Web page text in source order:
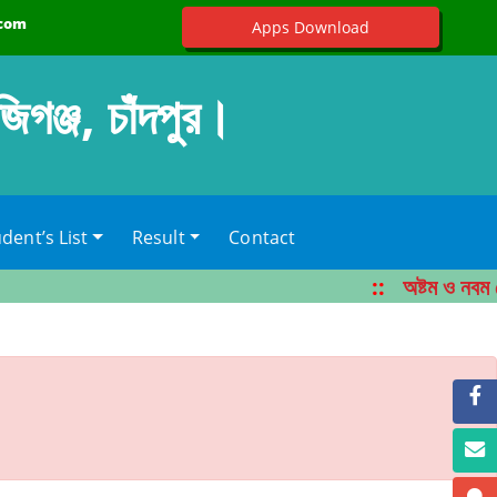
Apps Download
চাঁদপুর।
List Result Contact
:: অষ্টম ও নবম